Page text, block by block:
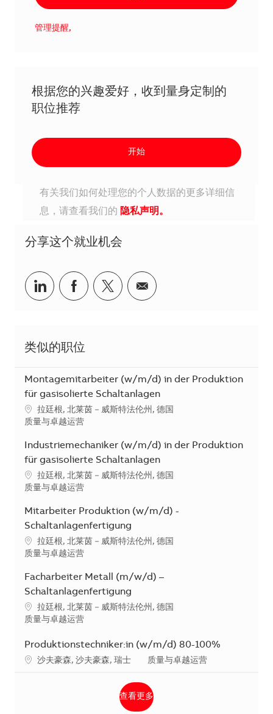
管理提醒,
根据您的兴趣爱好，收到量身定制的
职位推荐
开始
有关我们如何处理您的个人数据的更多详细信
息，请查看我们的 隐私声明。
分享这个就业机会
分享到Linkedin
分享到Facebook
分享到Twitter
分享到电子邮件
类似的职位
Montagemitarbeiter (w/m/d) in der Produktion
für gasisolierte Schaltanlagen
地点拉廷根, 北莱茵－威斯特法伦州, 德国
类别
质量与卓越运营
Industriemechaniker (w/m/d) in der Produktion
für gasisolierte Schaltanlagen
地点拉廷根, 北莱茵－威斯特法伦州, 德国
类别
质量与卓越运营
Mitarbeiter Produktion (w/m/d) -
Schaltanlagenfertigung
地点拉廷根, 北莱茵－威斯特法伦州, 德国
类别
质量与卓越运营
Facharbeiter Metall (m/w/d) –
Schaltanlagenfertigung
地点拉廷根, 北莱茵－威斯特法伦州, 德国
类别
质量与卓越运营
Produktionstechniker:in (w/m/d) 80-100%
地点沙夫豪森, 沙夫豪森, 瑞士 类别
质量与卓越运营
查看更多